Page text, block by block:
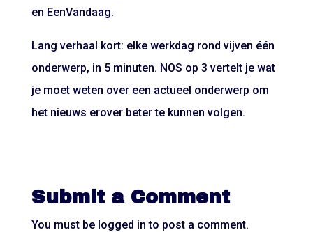
en EenVandaag.
Lang verhaal kort: elke werkdag rond vijven één
onderwerp, in 5 minuten. NOS op 3 vertelt je wat
je moet weten over een actueel onderwerp om
het nieuws erover beter te kunnen volgen.
Submit a Comment
You must be logged in to post a comment.